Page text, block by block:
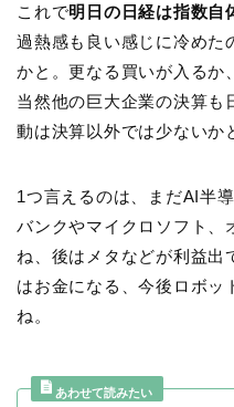
これで明日の日経は指数自
過熱感も良い感じに冷めた
かと。更なる買いが入るか
当然他の巨大企業の決算も
動は決算以外では少ないか
1つ言えるのは、まだAI半
バンクやマイクロソフト、
ね、後はメタなどが利益出
はお金になる、今後ロボッ
ね。